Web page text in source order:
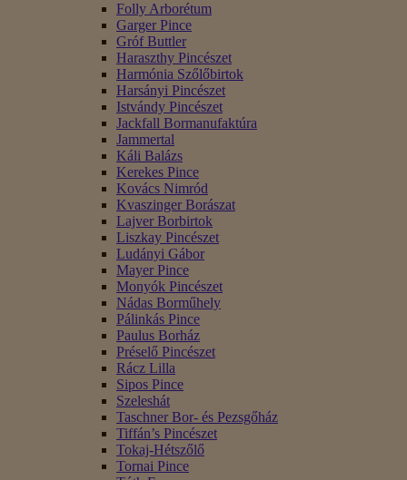
Folly Arborétum
Garger Pince
Gróf Buttler
Haraszthy Pincészet
Harmónia Szőlőbirtok
Harsányi Pincészet
Istvándy Pincészet
Jackfall Bormanufaktúra
Jammertal
Káli Balázs
Kerekes Pince
Kovács Nimród
Kvaszinger Borászat
Lajver Borbirtok
Liszkay Pincészet
Ludányi Gábor
Mayer Pince
Monyók Pincészet
Nádas Borműhely
Pálinkás Pince
Paulus Borház
Préselő Pincészet
Rácz Lilla
Sipos Pince
Szeleshát
Taschner Bor- és Pezsgőház
Tiffán’s Pincészet
Tokaj-Hétszőlő
Tornai Pince